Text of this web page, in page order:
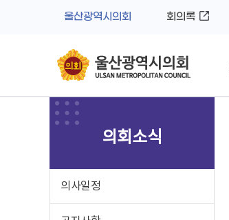
울산광역시의회 회의록
의회소식
의사일정